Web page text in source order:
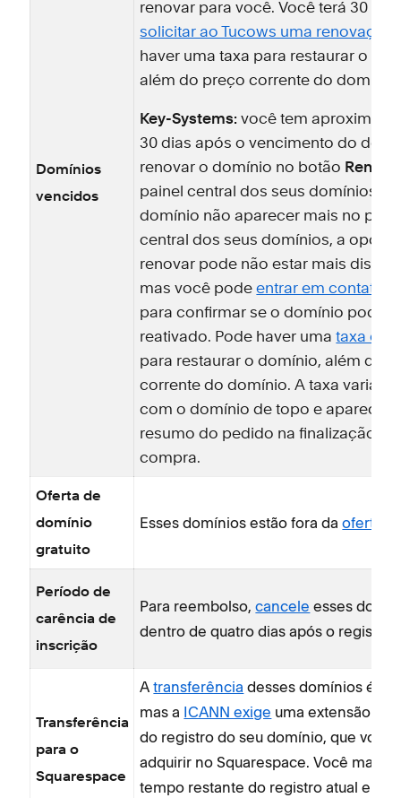
Domínios
vencidos
renovar para você. Você terá 30
solicitar ao Tucows uma renovação
haver uma taxa para restaurar o
além do preço corrente do domínio.
Key-Systems: você tem
30 dias após o vencimento do
renovar o domínio no botão
painel central dos seus domínios.
domínio não aparecer mais no
central dos seus domínios, a opção
renovar pode não estar mais
mas você podeentrar em contato
para confirmar se o domínio pode
reativado. Pode haver umataxa de
para restaurar o domínio, além do
corrente do domínio. A taxa varia
com o domínio de topo e aparece
resumo do pedido na finalização da
compra.
Oferta de
domínio
gratuito
Esses domínios estão fora daoferta
Período de
carência de
inscrição
Para reembolso,cancele esses
dentro de quatro dias após o registro.
Transferência
para o
Squarespace
Atransferência desses domínios é
mas a ICANN exige uma extensão de
do registro do seu domínio, que você
adquirir no Squarespace. Você
tempo restante do registro atual e